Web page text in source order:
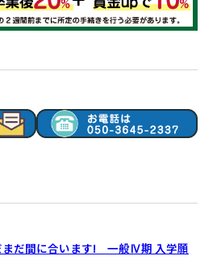
まだ間に合います! 一般Ⅳ期 入学願